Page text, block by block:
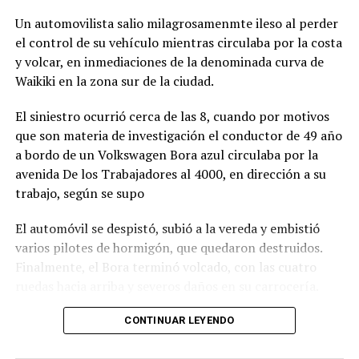
Un automovilista salio milagrosamenmte ileso al perder
el control de su vehículo mientras circulaba por la costa
y volcar, en inmediaciones de la denominada curva de
Waikiki en la zona sur de la ciudad.
El siniestro ocurrió cerca de las 8, cuando por motivos
que son materia de investigación el conductor de 49 año
a bordo de un Volkswagen Bora azul circulaba por la
avenida De los Trabajadores al 4000, en dirección a su
trabajo, según se supo
El automóvil se despistó, subió a la vereda y embistió
varios pilotes de hormigón, que quedaron destruidos.
Finalmente, el Bora terminó volcado, con las cuatro
Ante el violento impacto, personal médico, Defensa
CONTINUAR LEYENDO